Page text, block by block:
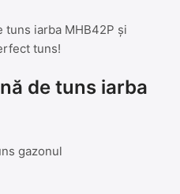
tuns iarba MHB42P și
tuns!
de tuns iarba
gazonul